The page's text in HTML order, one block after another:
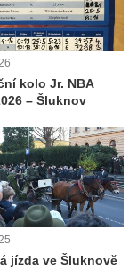
kolo Jr. NBA
– Šluknov
jízda ve Šluknově